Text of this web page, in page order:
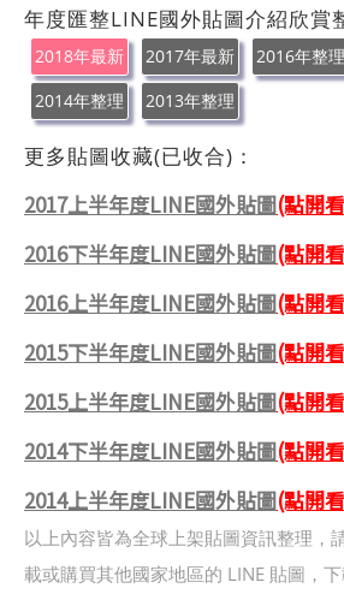
年度匯整LINE國外貼圖介紹欣賞
2018年最新 2017年最新 2016年整理
2014年整理
2013年整理
更多貼圖收藏(已收合)：
2017上半年度LINE國外貼圖(點開
2016下半年度LINE國外貼圖(點開
2016上半年度LINE國外貼圖(點開
2015下半年度LINE國外貼圖(點開
2015上半年度LINE國外貼圖(點開
2014下半年度LINE國外貼圖(點開
2014上半年度LINE國外貼圖(點開
以上內容皆為全球上架貼圖資訊整理，
載或購買其他國家地區的 LINE 貼圖，